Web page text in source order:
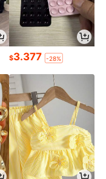
$3.377 -28%